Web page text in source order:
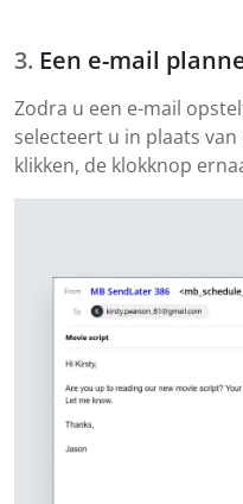
Een e-mail
Zodra u een e-mail
selecteert u in plaats
klikken, de klokknop